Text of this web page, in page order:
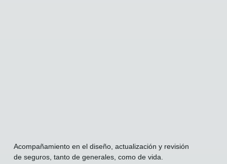
Acompañamiento en el diseño, actualización y revisión
de seguros, tanto de generales, como de vida.